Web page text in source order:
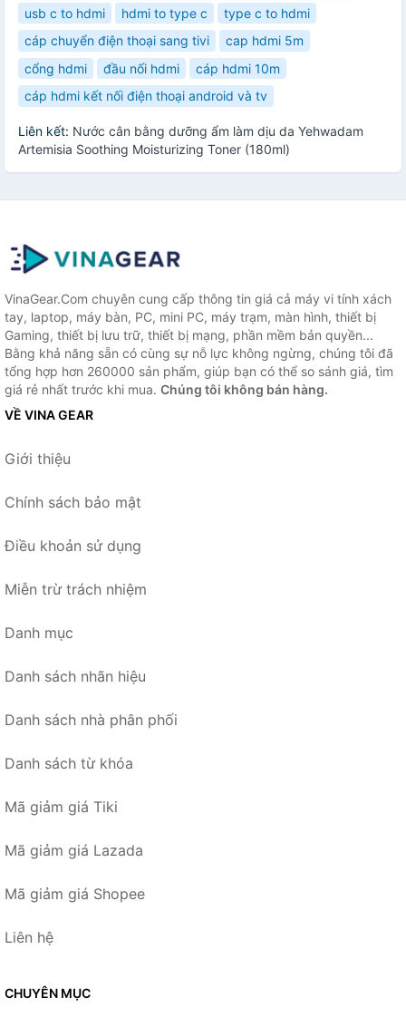
usb c to hdmi
hdmi to type c
type c to hdmi
cáp chuyển điện thoại sang tivi
cap hdmi 5m
cổng hdmi
đầu nối hdmi
cáp hdmi 10m
cáp hdmi kết nối điện thoại android và tv
Liên kết: Nước cân bằng dưỡng ẩm làm dịu da Yehwadam
Artemisia Soothing Moisturizing Toner (180ml)
VinaGear.Com chuyên cung cấp thông tin giá cả máy vi tính xách
tay, laptop, máy bàn, PC, mini PC, máy trạm, màn hình, thiết bị
Gaming, thiết bị lưu trữ, thiết bị mạng, phần mềm bản quyền...
Bằng khả năng sẵn có cùng sự nỗ lực không ngừng, chúng tôi đã
tổng hợp hơn 260000 sản phẩm, giúp bạn có thể so sánh giá, tìm
giá rẻ nhất trước khi mua. Chúng tôi không bán hàng.
VỀ VINA GEAR
Giới thiệu
Chính sách bảo mật
Điều khoản sử dụng
Miễn trừ trách nhiệm
Danh mục
Danh sách nhãn hiệu
Danh sách nhà phân phối
Danh sách từ khóa
Mã giảm giá Tiki
Mã giảm giá Lazada
Mã giảm giá Shopee
Liên hệ
CHUYÊN MỤC